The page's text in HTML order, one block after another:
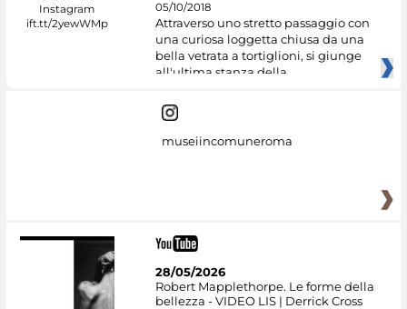
05/10/2018
Attraverso uno stretto passaggio con
una curiosa loggetta chiusa da una
bella vetrata a tortiglioni, si giunge
all'ultima stanza della
museiincomuneroma
28/05/2026
Robert Mapplethorpe. Le forme della
bellezza - VIDEO LIS | Derrick Cross